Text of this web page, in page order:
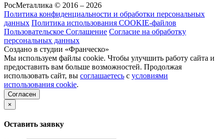
РосМеталлика © 2016 – 2026
Политика конфиденциальности и обработки персональных
данных Политика использования COOKIE-файлов
Пользовательское Соглашение Согласие на обработку
персональных данных
Создано в студии «Франческо»
Мы используем файлы cookie. Чтобы улучшить работу сайта и
предоставить вам больше возможностей. Продолжая
использовать сайт, вы соглашаетесь с условиями
использования cookie.
Согласен
×
Оставить заявку